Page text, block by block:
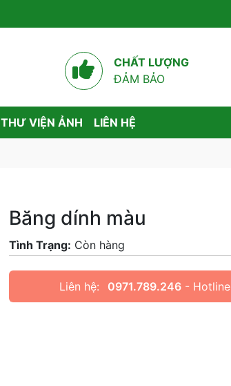
CHẤT LƯỢNG
ĐẢM BẢO
THƯ VIỆN ẢNH LIÊN HỆ
Băng dính màu
Tình Trạng: Còn hàng
Liên hệ: 0971.789.246- Hotline